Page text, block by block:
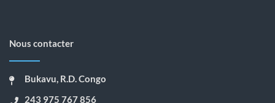
Nous contacter
Bukavu, R.D. Congo
243 975 767 856